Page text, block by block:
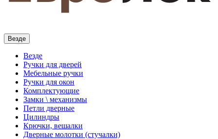
Везде
Везде
Ручки для дверей
Мебельные ручки
Ручки для окон
Комплектующие
Замки \ механизмы
Петли дверные
Цилиндры
Крючки, вешалки
Дверные молотки (стучалки)